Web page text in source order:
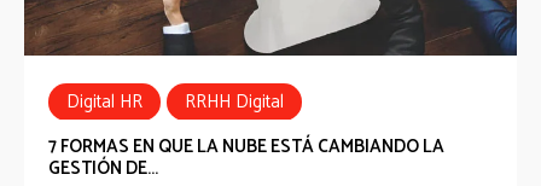
Digital HR
RRHH Digital
7 FORMAS EN QUE LA NUBE ESTÁ CAMBIANDO LA
GESTIÓN DE...